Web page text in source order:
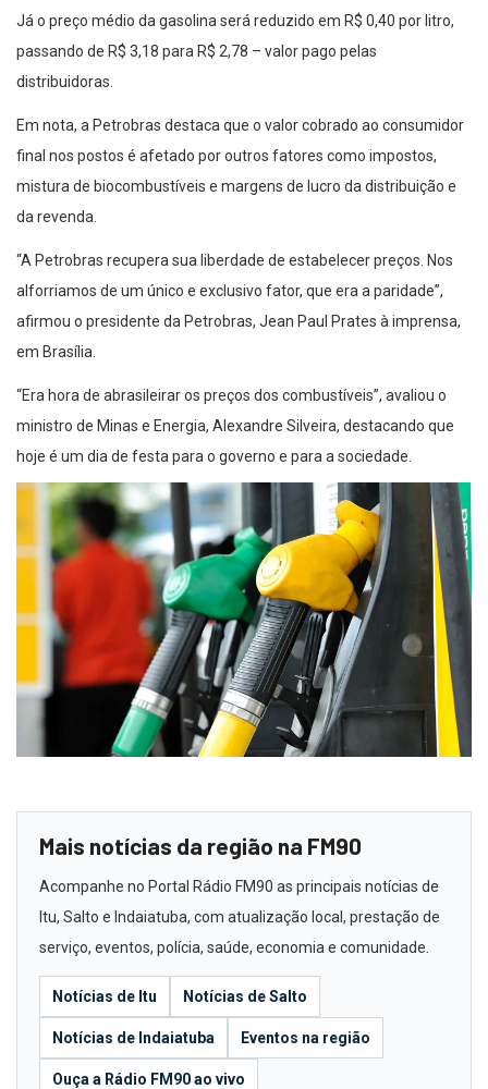
Já o preço médio da gasolina será reduzido em R$ 0,40 por litro,
passando de R$ 3,18 para R$ 2,78 – valor pago pelas
distribuidoras.
Em nota, a Petrobras destaca que o valor cobrado ao consumidor
final nos postos é afetado por outros fatores como impostos,
mistura de biocombustíveis e margens de lucro da distribuição e
da revenda.
“A Petrobras recupera sua liberdade de estabelecer preços. Nos
alforriamos de um único e exclusivo fator, que era a paridade”,
afirmou o presidente da Petrobras, Jean Paul Prates à imprensa,
em Brasília.
“Era hora de abrasileirar os preços dos combustíveis”, avaliou o
ministro de Minas e Energia, Alexandre Silveira, destacando que
hoje é um dia de festa para o governo e para a sociedade.
Mais notícias da região na FM90
Acompanhe no Portal Rádio FM90 as principais notícias de
Itu, Salto e Indaiatuba, com atualização local, prestação de
serviço, eventos, polícia, saúde, economia e comunidade.
Notícias de Itu Notícias de Salto
Notícias de Indaiatuba Eventos na região
Ouça a Rádio FM90 ao vivo